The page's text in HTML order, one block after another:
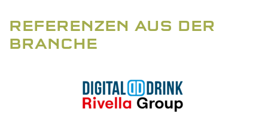
REFERENZEN AUS DER
BRANCHE